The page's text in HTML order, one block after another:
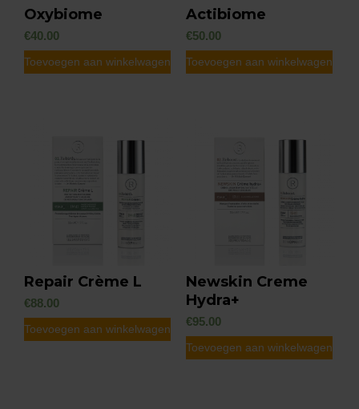
Oxybiome
€40.00
Toevoegen aan winkelwagen
Actibiome
€50.00
Toevoegen aan winkelwagen
Repair Crème L
€88.00
Toevoegen aan winkelwagen
Newskin Creme
Hydra+
€95.00
Toevoegen aan winkelwagen